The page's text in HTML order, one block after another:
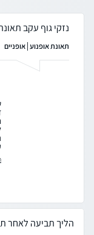
נזקי גוף עקב
תאונת אופנוע | אופניים
הליך תביעה לאחר